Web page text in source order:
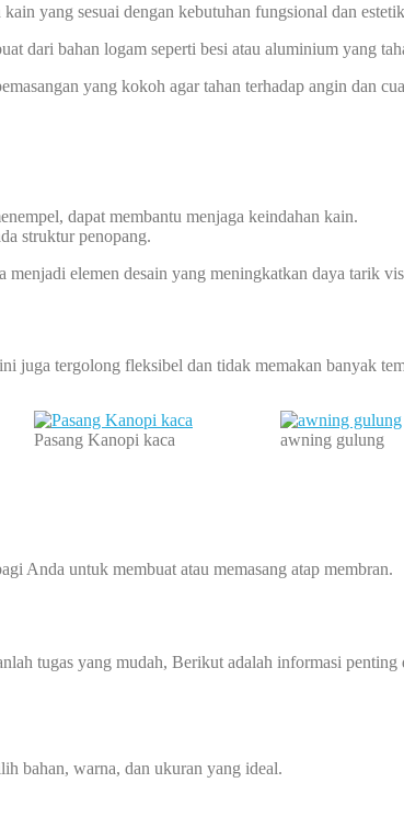
yang sesuai dengan kebutuhan fungsional dan
dari bahan logam seperti besi atau aluminium yang
yang kokoh agar tahan terhadap angin dan
dapat membantu menjaga keindahan kain.
struktur penopang.
elemen desain yang meningkatkan daya tarik
juga tergolong fleksibel dan tidak memakan banyak
Pasang Kanopi kaca awning gulung
Anda untuk membuat atau memasang atap membran.
tugas yang mudah, Berikut adalah informasi penting
bahan, warna, dan ukuran yang ideal.